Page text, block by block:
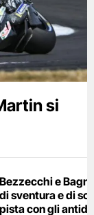
si
Bezzecchi e
di sventura e di
pista con gli